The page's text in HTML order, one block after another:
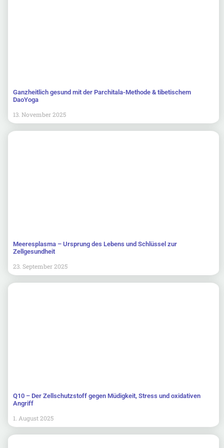
Ganzheitlich gesund mit der Parchitala-Methode & tibetischem
DaoYoga
13. November 2025
Meeresplasma – Ursprung des Lebens und Schlüssel zur
Zellgesundheit
23. September 2025
Q10 – Der Zellschutzstoff gegen Müdigkeit, Stress und oxidativen
Angriff
1. August 2025